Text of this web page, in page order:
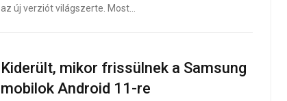
az új verziót világszerte. Most…
Kiderült, mikor frissülnek a Samsung
mobilok Android 11-re